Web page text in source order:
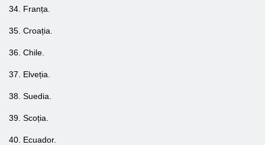
34. Franța.
35. Croația.
36. Chile.
37. Elveția.
38. Suedia.
39. Scoția.
40. Ecuador.